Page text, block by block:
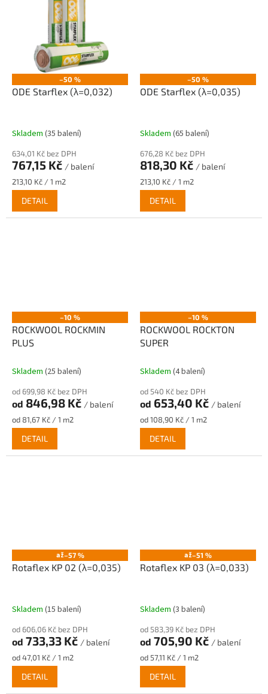
–50 %
ODE Starflex (λ=0,032)
Skladem (35 balení)
634,01 Kč bez DPH
767,15 Kč / balení
Měrná
cena:
213,10 Kč / 1 m2
DETAIL
–50 %
ODE Starflex (λ=0,035)
Skladem (65 balení)
676,28 Kč bez DPH
818,30 Kč / balení
Měrná
cena:
213,10 Kč / 1 m2
DETAIL
–10 %
ROCKWOOL ROCKMIN
PLUS
Skladem (25 balení)
od 699,98 Kč bez DPH
od 846,98 Kč / balení
Měrná
cena:
od 81,67 Kč / 1 m2
DETAIL
–10 %
ROCKWOOL ROCKTON
SUPER
Skladem (4 balení)
od 540 Kč bez DPH
od 653,40 Kč / balení
Měrná
cena:
od 108,90 Kč / 1 m2
DETAIL
až–57 %
Rotaflex KP 02 (λ=0,035)
Skladem (15 balení)
od 606,06 Kč bez DPH
od 733,33 Kč / balení
Měrná
cena:
od 47,01 Kč / 1 m2
DETAIL
až–51 %
Rotaflex KP 03 (λ=0,033)
Skladem (3 balení)
od 583,39 Kč bez DPH
od 705,90 Kč / balení
Měrná
cena:
od 57,11 Kč / 1 m2
DETAIL